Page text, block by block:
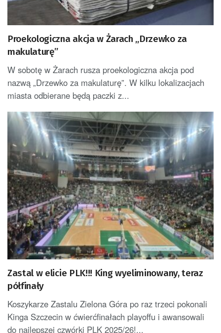
Proekologiczna akcja w Żarach „Drzewko za
makulaturę”
W sobotę w Żarach rusza proekologiczna akcja pod
nazwą „Drzewko za makulaturę”. W kilku lokalizacjach
miasta odbierane będą paczki z...
Zastal w elicie PLK!!! King wyeliminowany, teraz
półfinały
Koszykarze Zastalu Zielona Góra po raz trzeci pokonali
Kinga Szczecin w ćwierćfinałach playoffu i awansowali
do najlepszej czwórki PLK 2025/26!...